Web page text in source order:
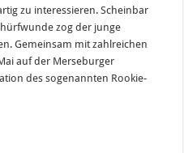
zu interessieren. Scheinbar
zog der junge
Gemeinsam mit zahlreichen
auf der Merseburger
des sogenannten Rookie-